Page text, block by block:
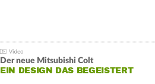
Der neue Mitsubishi Colt
EIN DESIGN DAS BEGEISTERT